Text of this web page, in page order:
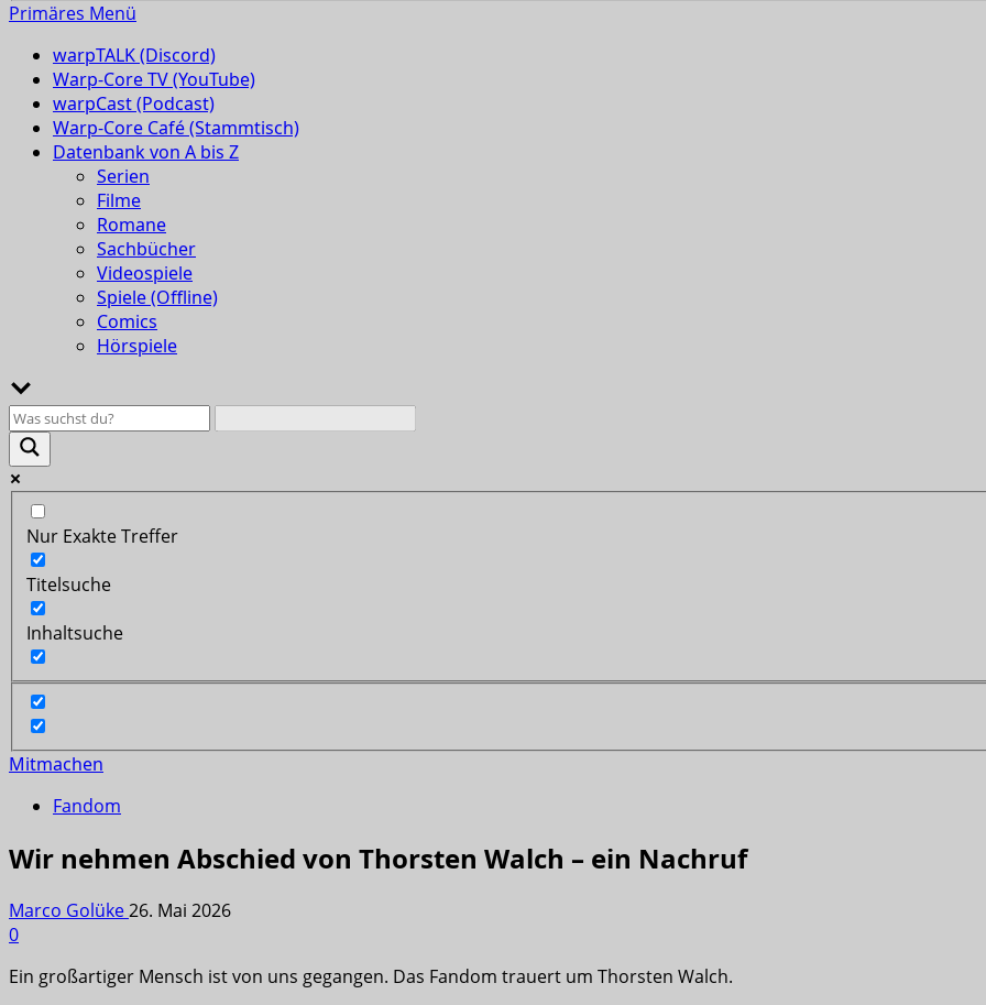
Primäres Menü
warpTALK (Discord)
Warp-Core TV (YouTube)
warpCast (Podcast)
Warp-Core Café (Stammtisch)
Datenbank von A bis Z
Serien
Filme
Romane
Sachbücher
Videospiele
Spiele (Offline)
Comics
Hörspiele
Nur Exakte Treffer
Titelsuche
Inhaltsuche
Mitmachen
Fandom
Wir nehmen Abschied von Thorsten Walch – ein Nachruf
Marco Golüke26. Mai 2026
0
Ein großartiger Mensch ist von uns gegangen. Das Fandom trauert um Thorsten Walch.